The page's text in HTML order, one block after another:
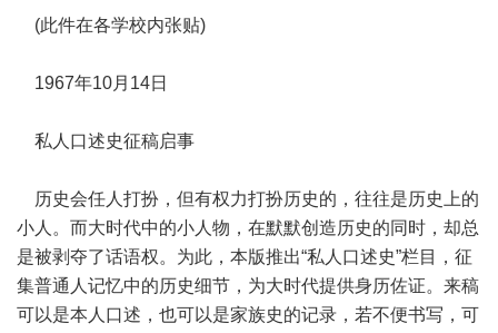
(此件在各学校内张贴)
1967年10月14日
私人口述史征稿启事
历史会任人打扮，但有权力打扮历史的，往往是历史上的
小人。而大时代中的小人物，在默默创造历史的同时，却总
是被剥夺了话语权。为此，本版推出“私人口述史”栏目，征
集普通人记忆中的历史细节，为大时代提供身历佐证。来稿
可以是本人口述，也可以是家族史的记录，若不便书写，可